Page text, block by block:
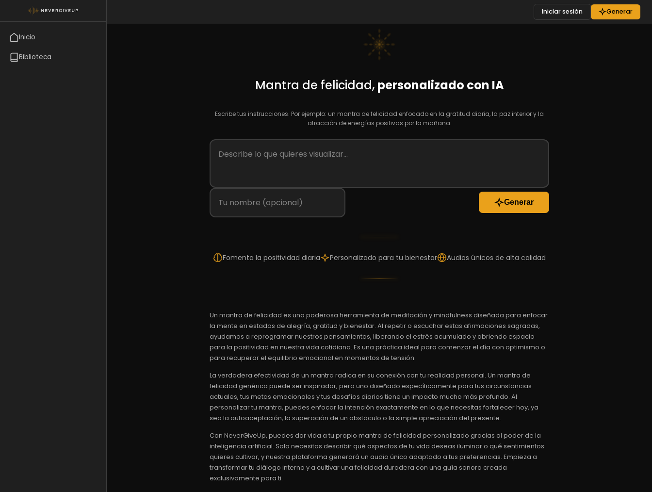
Inicio
Biblioteca
Iniciar sesión Generar
Mantra de felicidad, personalizado con IA
Escribe tus instrucciones. Por ejemplo: un mantra de felicidad enfocado en la gratitud diaria, la paz interior y la
atracción de energías positivas por la mañana.
Generar
Fomenta la positividad diaria Personalizado para tu bienestar Audios únicos de alta calidad
Un mantra de felicidad es una poderosa herramienta de meditación y mindfulness diseñada para enfocar
la mente en estados de alegría, gratitud y bienestar. Al repetir o escuchar estas afirmaciones sagradas,
ayudamos a reprogramar nuestros pensamientos, liberando el estrés acumulado y abriendo espacio
para la positividad en nuestra vida cotidiana. Es una práctica ideal para comenzar el día con optimismo o
para recuperar el equilibrio emocional en momentos de tensión.
La verdadera efectividad de un mantra radica en su conexión con tu realidad personal. Un mantra de
felicidad genérico puede ser inspirador, pero uno diseñado específicamente para tus circunstancias
actuales, tus metas emocionales y tus desafíos diarios tiene un impacto mucho más profundo. Al
personalizar tu mantra, puedes enfocar la intención exactamente en lo que necesitas fortalecer hoy, ya
sea la autoaceptación, la superación de un obstáculo o la simple apreciación del presente.
Con NeverGiveUp, puedes dar vida a tu propio mantra de felicidad personalizado gracias al poder de la
inteligencia artificial. Solo necesitas describir qué aspectos de tu vida deseas iluminar o qué sentimientos
quieres cultivar, y nuestra plataforma generará un audio único adaptado a tus preferencias. Empieza a
transformar tu diálogo interno y a cultivar una felicidad duradera con una guía sonora creada
exclusivamente para ti.